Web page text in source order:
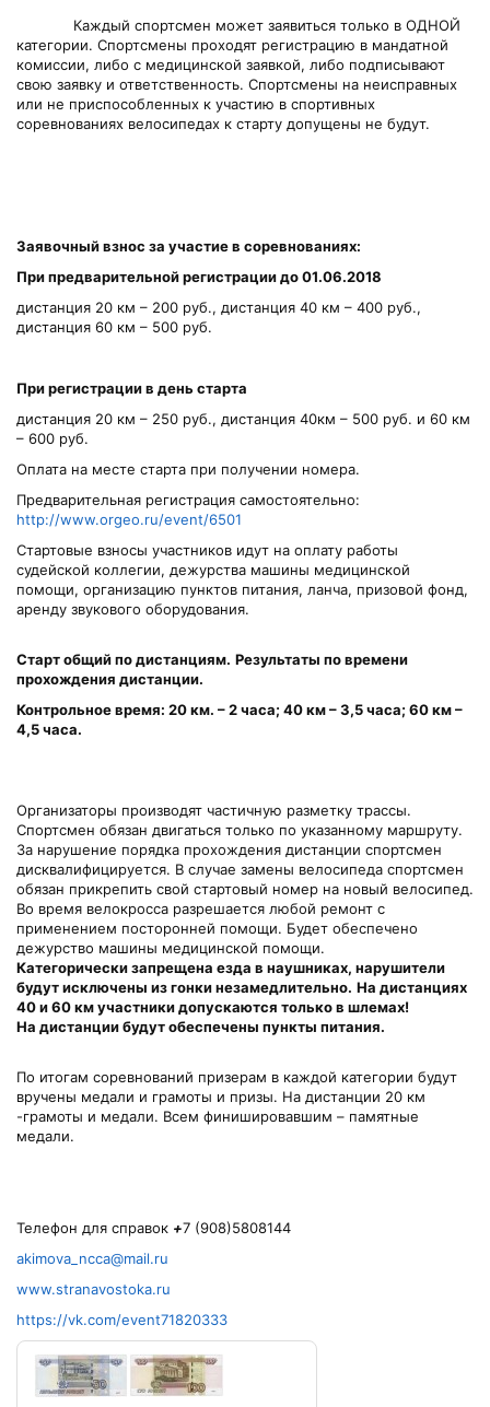
Каждый спортсмен может заявиться только в ОДНОЙ
категории. Спортсмены проходят регистрацию в мандатной
комиссии, либо с медицинской заявкой, либо подписывают
свою заявку и ответственность. Спортсмены на неисправных
или не приспособленных к участию в спортивных
соревнованиях велосипедах к старту допущены не будут.
Заявочный взнос за участие в соревнованиях:
При предварительной регистрации до 01.06.2018
дистанция 20 км – 200 руб., дистанция 40 км – 400 руб.,
дистанция 60 км – 500 руб.
При регистрации в день старта
дистанция 20 км – 250 руб., дистанция 40км – 500 руб. и 60 км
– 600 руб.
Оплата на месте старта при получении номера.
Предварительная регистрация самостоятельно:
http://www.orgeo.ru/event/6501
Стартовые взносы участников идут на оплату работы
судейской коллегии, дежурства машины медицинской
помощи, организацию пунктов питания, ланча, призовой фонд,
аренду звукового оборудования.
Старт общий по дистанциям. Результаты по времени
прохождения дистанции.
Контрольное время: 20 км. – 2 часа; 40 км – 3,5 часа; 60 км –
4,5 часа.
Организаторы производят частичную разметку трассы.
Спортсмен обязан двигаться только по указанному маршруту.
За нарушение порядка прохождения дистанции спортсмен
дисквалифицируется. В случае замены велосипеда спортсмен
обязан прикрепить свой стартовый номер на новый велосипед.
Во время велокросса разрешается любой ремонт с
применением посторонней помощи. Будет обеспечено
дежурство машины медицинской помощи.
Категорически запрещена езда в наушниках, нарушители
будут исключены из гонки незамедлительно. На дистанциях
40 и 60 км участники допускаются только в шлемах!
На дистанции будут обеспечены пункты питания.
По итогам соревнований призерам в каждой категории будут
вручены медали и грамоты и призы. На дистанции 20 км
-грамоты и медали. Всем финишировавшим – памятные
медали.
Телефон для справок +7 (908)5808144
akimova_ncca@mail.ru
www.stranavostoka.ru
https://vk.com/event71820333